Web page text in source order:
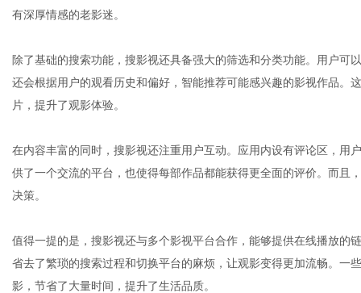
有深厚情感的老影迷。
除了基础的搜索功能，搜影视还具备强大的筛选和分类功能。用户可
还会根据用户的观看历史和偏好，智能推荐可能感兴趣的影视作品。
片，提升了观影体验。
在内容丰富的同时，搜影视还注重用户互动。应用内设有评论区，用
供了一个交流的平台，也使得每部作品都能获得更全面的评价。而且
决策。
值得一提的是，搜影视还与多个影视平台合作，能够提供在线播放的
省去了繁琐的搜索过程和切换平台的麻烦，让观影变得更加流畅。一
影，节省了大量时间，提升了生活品质。